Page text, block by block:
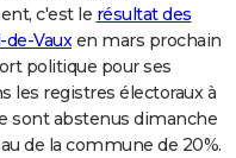
c'est le résultat des
Vauxen mars prochain
politique pour ses
les registres électoraux à
sont abstenus dimanche
de la commune de 20%.